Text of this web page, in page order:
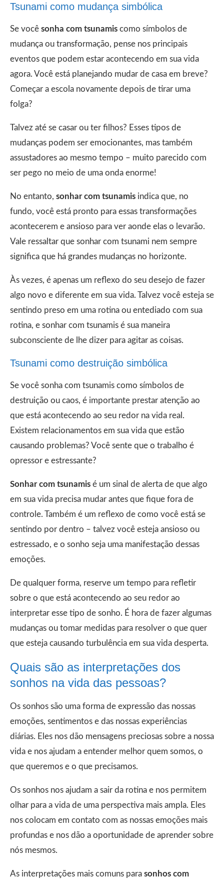
Tsunami como mudança simbólica
Se você sonha com tsunamis como símbolos de
mudança ou transformação, pense nos principais
eventos que podem estar acontecendo em sua vida
agora. Você está planejando mudar de casa em breve?
Começar a escola novamente depois de tirar uma
folga?
Talvez até se casar ou ter filhos? Esses tipos de
mudanças podem ser emocionantes, mas também
assustadores ao mesmo tempo – muito parecido com
ser pego no meio de uma onda enorme!
No entanto, sonhar com tsunamis indica que, no
fundo, você está pronto para essas transformações
acontecerem e ansioso para ver aonde elas o levarão.
Vale ressaltar que sonhar com tsunami nem sempre
significa que há grandes mudanças no horizonte.
Às vezes, é apenas um reflexo do seu desejo de fazer
algo novo e diferente em sua vida. Talvez você esteja se
sentindo preso em uma rotina ou entediado com sua
rotina, e sonhar com tsunamis é sua maneira
subconsciente de lhe dizer para agitar as coisas.
Tsunami como destruição simbólica
Se você sonha com tsunamis como símbolos de
destruição ou caos, é importante prestar atenção ao
que está acontecendo ao seu redor na vida real.
Existem relacionamentos em sua vida que estão
causando problemas? Você sente que o trabalho é
opressor e estressante?
Sonhar com tsunamis é um sinal de alerta de que algo
em sua vida precisa mudar antes que fique fora de
controle. Também é um reflexo de como você está se
sentindo por dentro – talvez você esteja ansioso ou
estressado, e o sonho seja uma manifestação dessas
emoções.
De qualquer forma, reserve um tempo para refletir
sobre o que está acontecendo ao seu redor ao
interpretar esse tipo de sonho. É hora de fazer algumas
mudanças ou tomar medidas para resolver o que quer
que esteja causando turbulência em sua vida desperta.
Quais são as interpretações dos
sonhos na vida das pessoas?
Os sonhos são uma forma de expressão das nossas
emoções, sentimentos e das nossas experiências
diárias. Eles nos dão mensagens preciosas sobre a nossa
vida e nos ajudam a entender melhor quem somos, o
que queremos e o que precisamos.
Os sonhos nos ajudam a sair da rotina e nos permitem
olhar para a vida de uma perspectiva mais ampla. Eles
nos colocam em contato com as nossas emoções mais
profundas e nos dão a oportunidade de aprender sobre
nós mesmos.
As interpretações mais comuns para sonhos com